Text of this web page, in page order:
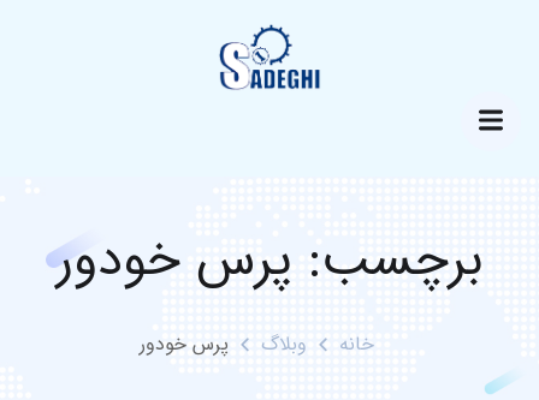
برچسب: پرس خودور
خانه وبلاگ پرس خودور